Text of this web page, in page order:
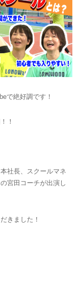
で絶好調です！
！
社長、スクールマネ
宮田コーチが出演し
きました！